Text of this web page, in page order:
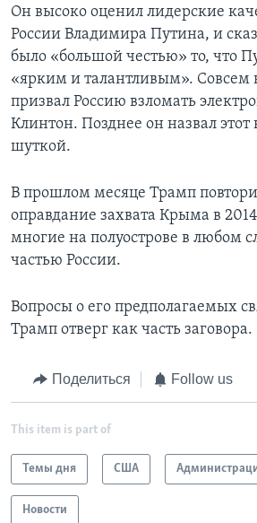
Он высоко оценил лидерские
России Владимира Путина, и
было «большой честью» то, что
«ярким и талантливым». Совсем
призвал Россию взломать
Клинтон. Позднее он назвал
шуткой.
В прошлом месяце Трамп
оправдание захвата Крыма в
многие на полуострове в любом
частью России.
Вопросы о его предполагаемых
Трамп отверг как часть заговора.
Поделиться Follow us
This item is part of
Темы дня США
Новости